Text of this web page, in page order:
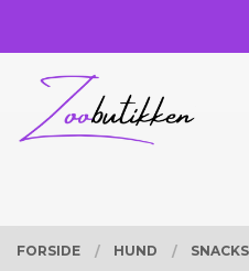
FORSIDE HUND